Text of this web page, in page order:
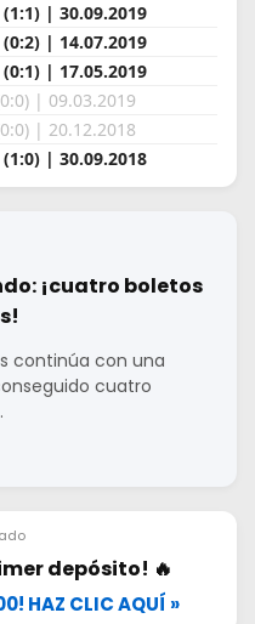
| 30.09.2019
| 14.07.2019
(0:1) | 17.05.2019
| 09.03.2019
| 20.12.2018
| 30.09.2018
¡cuatro boletos
continúa con una
cuatro
depósito! 🔥
HAZ CLIC AQUÍ »